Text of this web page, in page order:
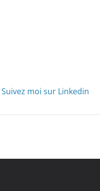
Suivez moi sur Linkedin